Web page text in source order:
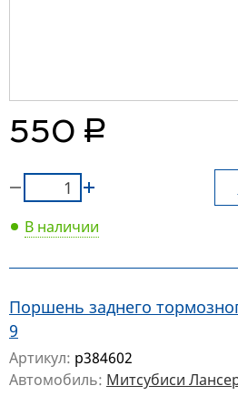
550 руб.
В наличии
Поршень заднего
9
Артикул: p384602
Автомобиль: Митсубиси